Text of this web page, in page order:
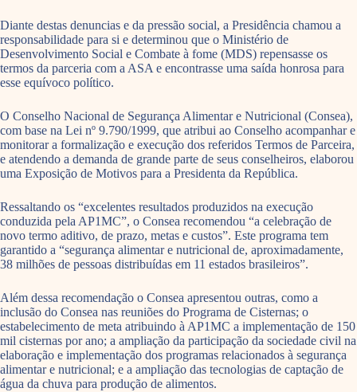
Diante destas denuncias e da pressão social, a Presidência chamou a
responsabilidade para si e determinou que o Ministério de
Desenvolvimento Social e Combate à fome (MDS) repensasse os
termos da parceria com a ASA e encontrasse uma saída honrosa para
esse equívoco político.
O Conselho Nacional de Segurança Alimentar e Nutricional (Consea),
com base na Lei nº 9.790/1999, que atribui ao Conselho acompanhar e
monitorar a formalização e execução dos referidos Termos de Parceira,
e atendendo a demanda de grande parte de seus conselheiros, elaborou
uma Exposição de Motivos para a Presidenta da República.
Ressaltando os “excelentes resultados produzidos na execução
conduzida pela AP1MC”, o Consea recomendou “a celebração de
novo termo aditivo, de prazo, metas e custos”. Este programa tem
garantido a “segurança alimentar e nutricional de, aproximadamente,
38 milhões de pessoas distribuídas em 11 estados brasileiros”.
Além dessa recomendação o Consea apresentou outras, como a
inclusão do Consea nas reuniões do Programa de Cisternas; o
estabelecimento de meta atribuindo à AP1MC a implementação de 150
mil cisternas por ano; a ampliação da participação da sociedade civil na
elaboração e implementação dos programas relacionados à segurança
alimentar e nutricional; e a ampliação das tecnologias de captação de
água da chuva para produção de alimentos.